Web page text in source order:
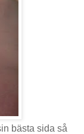
bästa sida så